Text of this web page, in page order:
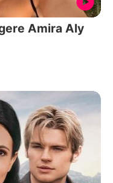
Amira Aly